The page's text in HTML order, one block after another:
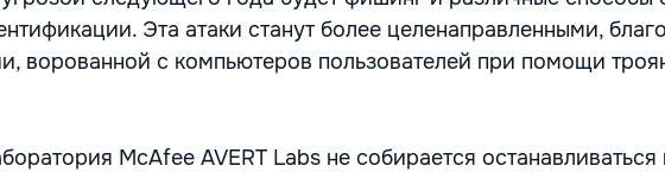
Эта атаки станут более целенаправленными,
ворованной с компьютеров пользователей при помощи
McAfee AVERT Labs не собирается останавливаться